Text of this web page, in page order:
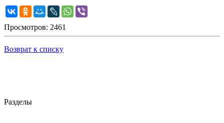
Просмотров: 2461
Возврат к списку
Разделы